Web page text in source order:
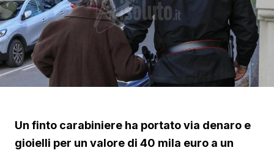
Un finto carabiniere ha portato via denaro e
gioielli per un valore di 40 mila euro a un